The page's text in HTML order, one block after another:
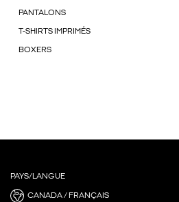
PANTALONS
T-SHIRTS IMPRIMÉS
BOXERS
PAYS/LANGUE
CANADA / FRANÇAIS